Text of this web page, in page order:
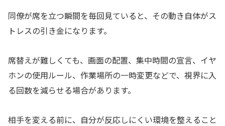
同僚が席を立つ瞬間を毎回見ていると、その動き自体がス
トレスの引き金になります。
席替えが難しくても、画面の配置、集中時間の宣言、イヤ
ホンの使用ルール、作業場所の一時変更などで、視界に入
る回数を減らせる場合があります。
相手を変える前に、自分が反応しにくい環境を整えること